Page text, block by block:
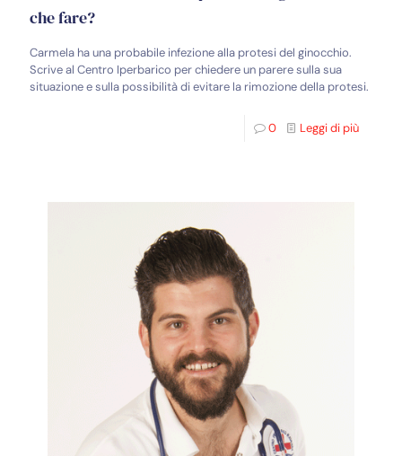
che fare?
Carmela ha una probabile infezione alla protesi del ginocchio.
Scrive al Centro Iperbarico per chiedere un parere sulla sua
situazione e sulla possibilità di evitare la rimozione della protesi.
0 Leggi di più